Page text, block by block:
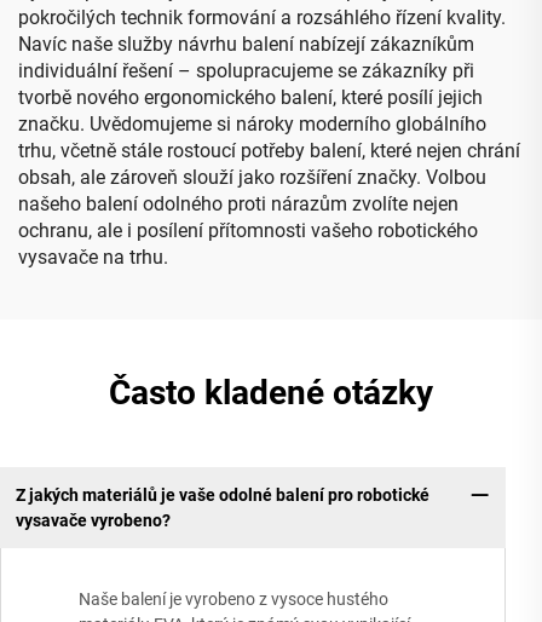
pokročilých technik formování a rozsáhlého řízení kvality.
Navíc naše služby návrhu balení nabízejí zákazníkům
individuální řešení – spolupracujeme se zákazníky při
tvorbě nového ergonomického balení, které posílí jejich
značku. Uvědomujeme si nároky moderního globálního
trhu, včetně stále rostoucí potřeby balení, které nejen chrání
obsah, ale zároveň slouží jako rozšíření značky. Volbou
našeho balení odolného proti nárazům zvolíte nejen
ochranu, ale i posílení přítomnosti vašeho robotického
vysavače na trhu.
Často kladené otázky
Z jakých materiálů je vaše odolné balení pro robotické
vysavače vyrobeno?
Naše balení je vyrobeno z vysoce hustého